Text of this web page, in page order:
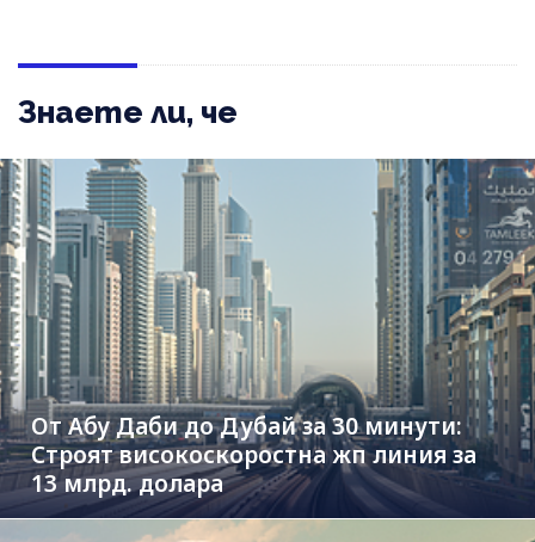
Знаете ли, че
От Абу Даби до Дубай за 30 минути:
Строят високоскоростна жп линия за
13 млрд. долара